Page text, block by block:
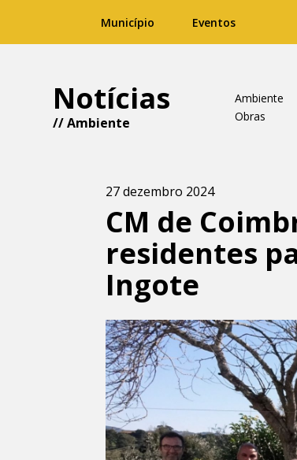
Município Eventos
Notícias
//Ambiente
Ambiente
Obras
27 dezembro 2024
CM de
residentes
Ingote